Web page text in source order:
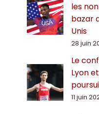
les
bazar
Unis
28 juin
Le
Lyon
11 juin